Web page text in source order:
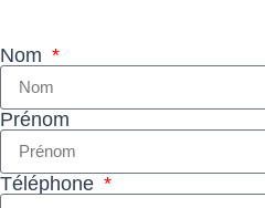
Nom
Prénom
Téléphone